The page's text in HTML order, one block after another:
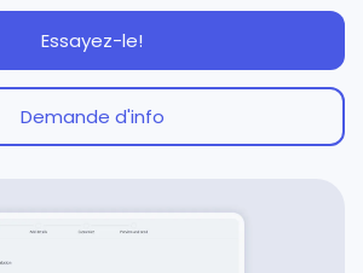
Essayez-le!
Demande d'info